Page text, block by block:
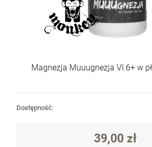
Magnezja Muuugnezja VI.6+ w
Dostępność:
39,00 zł